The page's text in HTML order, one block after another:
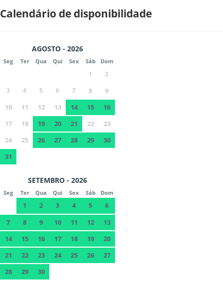
Calendário de disponibilidade
AGOSTO - 2026
Seg Ter Qua Qui Sex Sáb Dom
1
2
3
4 5 6 7 8
9
10
11 12 13 14 15
16
17
18 19 20 21 22
23
24
25 26 27 28 29
30
31
SETEMBRO - 2026
Seg Ter Qua Qui Sex Sáb Dom
1 2 3 4 5
6
7
8 9 10 11 12
13
14
15 16 17 18 19
20
21
22 23 24 25 26
27
28
29 30